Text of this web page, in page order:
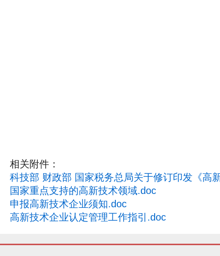
相关附件：
科技部 财政部 国家税务总局关于修订印发《高
国家重点支持的高新技术领域.doc
申报高新技术企业须知.doc
高新技术企业认定管理工作指引.doc